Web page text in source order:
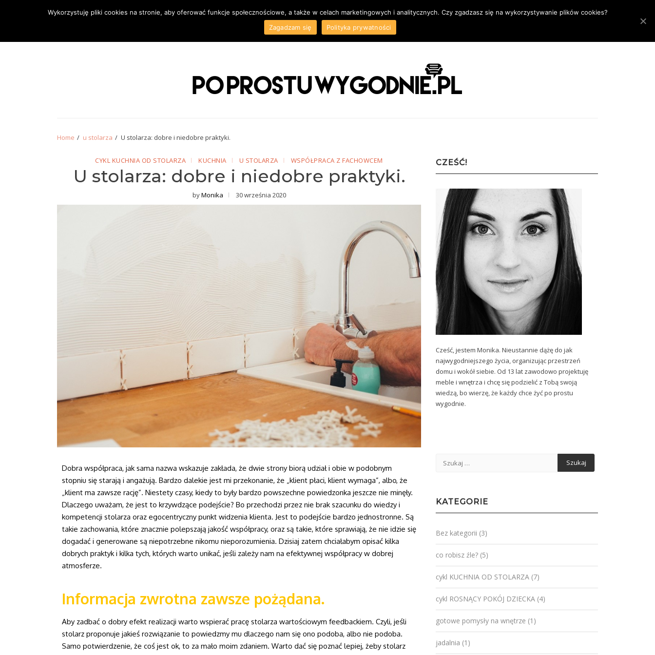
KIM JESTEM KONTAKT
Home u stolarza U stolarza: dobre i niedobre praktyki.
CYKL KUCHNIA OD STOLARZA KUCHNIA U STOLARZA WSPÓŁPRACA Z FACHOWCEM
U stolarza: dobre i niedobre praktyki.
byMonika 30 września 2020
Dobra współpraca, jak sama nazwa wskazuje zakłada, że dwie strony biorą udział i obie w podobnym
stopniu się starają i angażują. Bardzo dalekie jest mi przekonanie, że „klient płaci, klient wymaga”, albo, że
„klient ma zawsze rację”. Niestety czasy, kiedy to były bardzo powszechne powiedzonka jeszcze nie minęły.
Dlaczego uważam, że jest to krzywdzące podejście? Bo przechodzi przez nie brak szacunku do wiedzy i
kompetencji stolarza oraz egocentryczny punkt widzenia klienta. Jest to podejście bardzo jednostronne. Są
takie zachowania, które znacznie polepszają jakość współpracy, oraz są takie, które sprawiają, że nie idzie się
dogadać i generowane są niepotrzebne nikomu nieporozumienia. Dzisiaj zatem chciałabym opisać kilka
dobrych praktyk i kilka tych, których warto unikać, jeśli zależy nam na efektywnej współpracy w dobrej
atmosferze.
Informacja zwrotna zawsze pożądana.
Aby zadbać o dobry efekt realizacji warto wspierać pracę stolarza wartościowym feedbackiem. Czyli, jeśli
stolarz proponuje jakieś rozwiązanie to powiedzmy mu dlaczego nam się ono podoba, albo nie podoba.
Samo potwierdzenie, że coś jest ok, to za mało moim zdaniem. Warto dać się poznać lepiej, żeby stolarz
CZEŚĆ!
Cześć, jestem Monika. Nieustannie dążę do jak
najwygodniejszego życia, organizując przestrzeń
domu i wokół siebie. Od 13 lat zawodowo projektuję
meble i wnętrza i chcę się podzielić z Tobą swoją
wiedzą, bo wierzę, że każdy chce żyć po prostu
wygodnie.
KATEGORIE
Bez kategorii (3)
co robisz źle? (5)
cykl KUCHNIA OD STOLARZA (7)
cykl ROSNĄCY POKÓJ DZIECKA (4)
gotowe pomysły na wnętrze (1)
jadalnia (1)
Wykorzystuję pliki cookies na stronie, aby oferować funkcje społecznościowe, a także w celach marketingowych i analitycznych. Czy zgadzasz się na wykorzystywanie plików cookies?
Zagadzam się
Polityka prywatności